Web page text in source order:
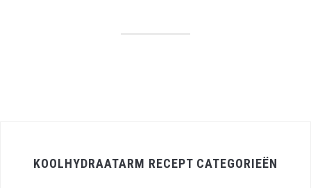
KOOLHYDRAATARM RECEPT CATEGORIEËN